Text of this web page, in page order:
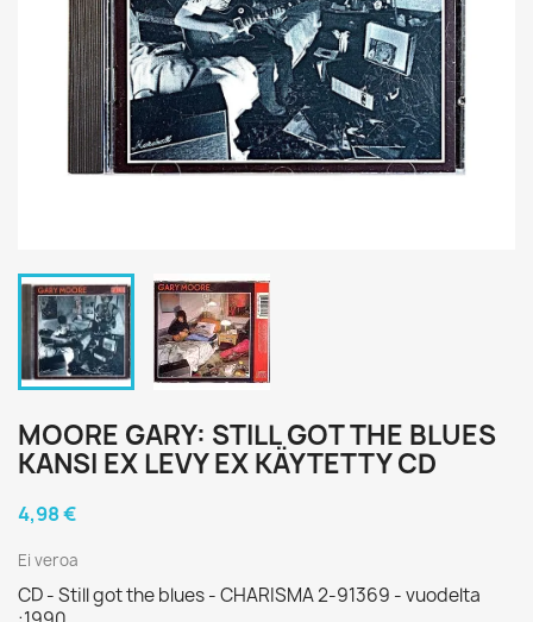
MOORE GARY: STILL GOT THE BLUES
KANSI EX LEVY EX KÄYTETTY CD
4,98 €
Ei veroa
CD - Still got the blues - CHARISMA 2-91369 - vuodelta